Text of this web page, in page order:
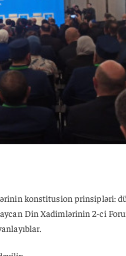
konstitusion prinsipləri:
Din Xadimlərinin 2-ci